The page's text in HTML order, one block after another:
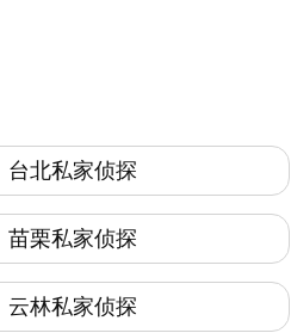
台北私家侦探
苗栗私家侦探
云林私家侦探